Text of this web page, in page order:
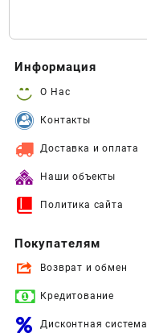
Информация
О Нас
Контакты
Доставка и оплата
Наши объекты
Политика сайта
Покупателям
Возврат и обмен
Кредитование
Дисконтная система